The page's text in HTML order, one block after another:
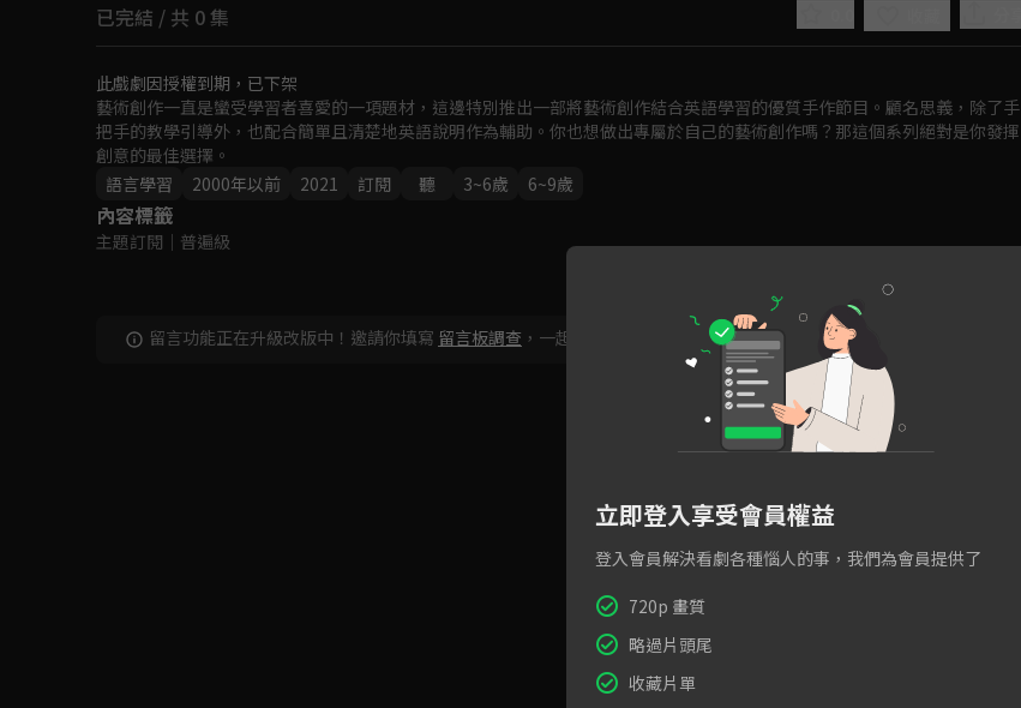
Play
已完結 / 共 0 集
此戲劇因授權到期，已下架
藝術創作一直是蠻受學習者喜愛的一項題材，這邊特別推出一部將藝術創作結合英語學習的優質手作節目。顧名思義，除了手
把手的教學引導外，也配合簡單且清楚地英語說明作為輔助。你也想做出專屬於自己的藝術創作嗎？那這個系列絕對是你發揮
創意的最佳選擇。
語言學習
2000年以前 2021 訂閱 聽 3~6歲 6~9歲
內容標籤
主題訂閱 ｜ 普遍級
留言功能正在升級改版中！邀請你填寫 留言板調查 ，一起共創新版留言功能！
立即登入享受會員權益
登入會員解決看劇各種惱人的事，我們為會員提供了
720p 畫質
略過片頭尾
收藏片單